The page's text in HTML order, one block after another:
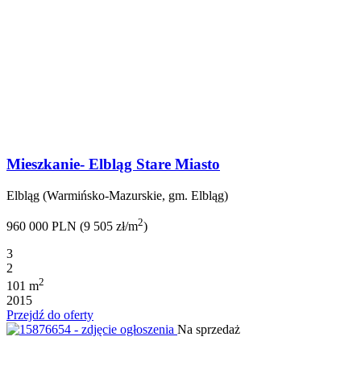
Mieszkanie- Elbląg Stare Miasto
Elbląg (Warmińsko-Mazurskie, gm. Elbląg)
960 000 PLN (9 505 zł/m2)
3
2
101 m2
2015
Przejdź do oferty
Na sprzedaż